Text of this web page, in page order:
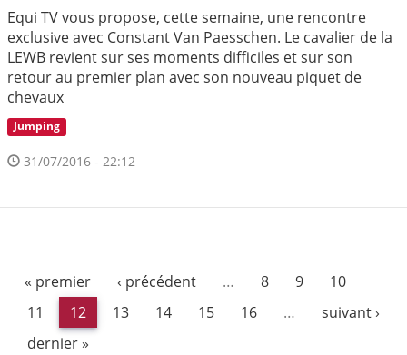
Equi TV vous propose, cette semaine, une rencontre
exclusive avec Constant Van Paesschen​. Le cavalier de la
LEWB revient sur ses moments difficiles et sur son
retour au premier plan avec son nouveau piquet de
chevaux
Jumping
31/07/2016 - 22:12
« premier ‹ précédent … 8 9
10
11
12 13 14 15 16 …
suivant ›
dernier »